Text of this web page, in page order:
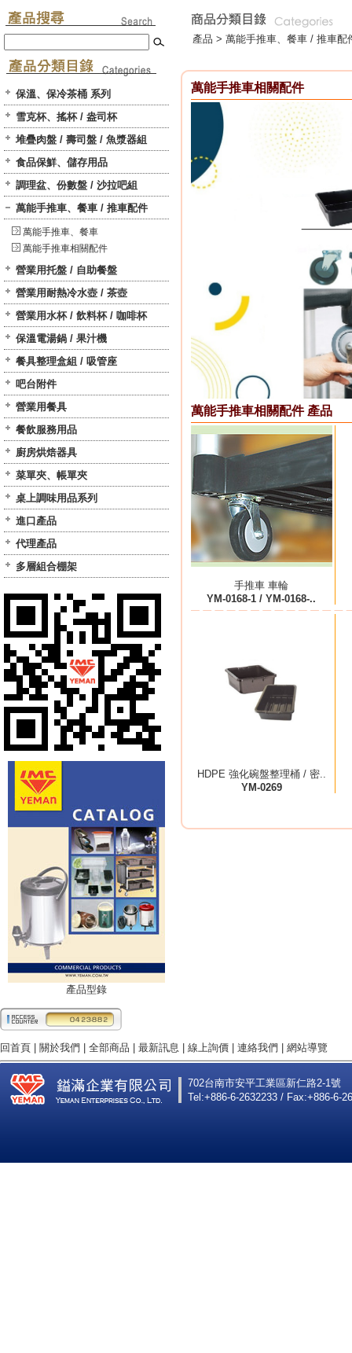
保溫、保冷茶桶 系列
雪克杯、搖杯 / 盎司杯
堆疊肉盤 / 壽司盤 / 魚漿器組
食品保鮮、儲存用品
調理盆、份數盤 / 沙拉吧組
萬能手推車、餐車 / 推車配件
萬能手推車、餐車
萬能手推車相關配件
營業用托盤 / 自助餐盤
營業用耐熱冷水壺 / 茶壺
營業用水杯 / 飲料杯 / 咖啡杯
保溫電湯鍋 / 果汁機
餐具整理盒組 / 吸管座
吧台附件
營業用餐具
餐飲服務用品
廚房烘焙器具
菜單夾、帳單夾
桌上調味用品系列
進口產品
代理產品
多層組合棚架
產品型錄
產品 > 萬能手推車、餐車 / 推車配
萬能手推車相關配件
萬能手推車相關配件 產品
手推車 車輪
YM-0168-1 / YM-0168-..
HDPE 強化碗盤整理桶 / 密..
YM-0269
回首頁 | 關於我們 | 全部商品 | 最新訊息 | 線上詢價 | 連絡我們 | 網站導覽
702台南市安平工業區新仁路2-1號
Tel:+886-6-2632233 / Fax:+886-6-